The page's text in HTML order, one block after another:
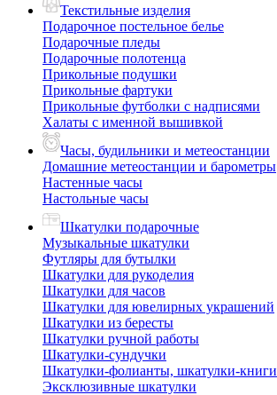
Текстильные изделия
Подарочное постельное белье
Подарочные пледы
Подарочные полотенца
Прикольные подушки
Прикольные фартуки
Прикольные футболки с надписями
Халаты с именной вышивкой
Часы, будильники и метеостанции
Домашние метеостанции и барометры
Настенные часы
Настольные часы
Шкатулки подарочные
Музыкальные шкатулки
Футляры для бутылки
Шкатулки для рукоделия
Шкатулки для часов
Шкатулки для ювелирных украшений
Шкатулки из бересты
Шкатулки ручной работы
Шкатулки-сундучки
Шкатулки-фолианты, шкатулки-книги
Эксклюзивные шкатулки